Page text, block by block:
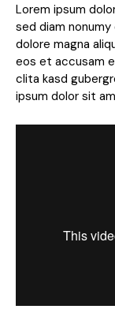
Lorem ipsum
sed diam
dolore magna
eos et accusam
clita kasd
ipsum dolor sit